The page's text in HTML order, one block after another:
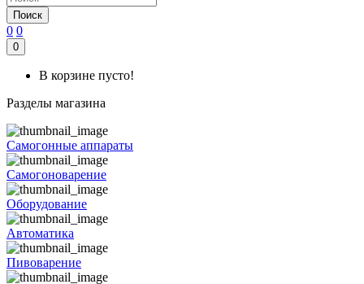
Поиск
0 0
0
В корзине пусто!
Разделы магазина
Самогонные аппараты
Самогоноварение
Оборудование
Автоматика
Пивоварение